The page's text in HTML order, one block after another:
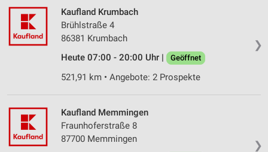
❯
Kaufland Krumbach
Brühlstraße 4
86381 Krumbach
Heute 07:00 - 20:00 Uhr |
Geöffnet
521,91 km • Angebote: 2 Prospekte
❯
Kaufland Memmingen
Fraunhoferstraße 8
87700 Memmingen